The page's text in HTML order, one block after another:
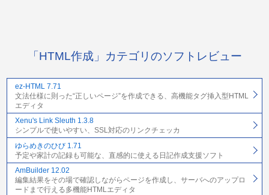
「HTML作成」カテゴリのソフトレビュー
ez-HTML 7.71
文法仕様に則った“正しいページ”を作成できる、高機能タグ挿入型HTML
エディタ
Xenu's Link Sleuth 1.3.8
シンプルで使いやすい、SSL対応のリンクチェッカ
ゆらめきのひび 1.71
予定や家計の記録も可能な、直感的に使える日記作成支援ソフト
AmBuilder 12.02
編集結果をその場で確認しながらページを作成し、サーバへのアップロ
ードまで行える多機能HTMLエディタ